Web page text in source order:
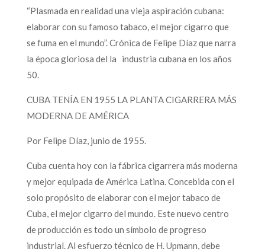
“Plasmada en realidad una vieja aspiración cubana:
elaborar con su famoso tabaco, el mejor cigarro que
se fuma en el mundo”. Crónica de Felipe Díaz que narra
la época gloriosa del la industria cubana en los años
50.
CUBA TENÍA EN 1955 LA PLANTA CIGARRERA MÁS
MODERNA DE AMÉRICA
Por Felipe Díaz, junio de 1955.
Cuba cuenta hoy con la fábrica cigarrera más moderna
y mejor equipada de América Latina. Concebida con el
solo propósito de elaborar con el mejor tabaco de
Cuba, el mejor cigarro del mundo. Este nuevo centro
de producción es todo un símbolo de progreso
industrial. Al esfuerzo técnico de H. Upmann, debe